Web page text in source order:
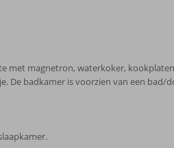
met magnetron, waterkoker,
De badkamer is voorzien van een bad/